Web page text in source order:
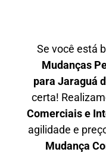
Se você está
Mudanças
para Jaraguá
certa!
Comerciais e
agilidade e
Mudança